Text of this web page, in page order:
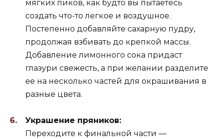
мягких пиков, как будто вы пытаетесь
создать что-то легкое и воздушное.
Постепенно добавляйте сахарную пудру,
продолжая взбивать до крепкой массы.
Добавление лимонного сока придаст
глазури свежесть, а при желании разделите
ее на несколько частей для окрашивания в
разные цвета.
Украшение пряников:
Переходите к финальной части —